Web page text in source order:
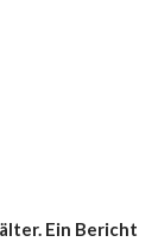
Ein Bericht